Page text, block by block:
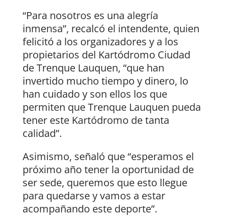
“Para nosotros es una alegría
inmensa”, recalcó el intendente, quien
felicitó a los organizadores y a los
propietarios del Kartódromo Ciudad
de Trenque Lauquen, “que han
invertido mucho tiempo y dinero, lo
han cuidado y son ellos los que
permiten que Trenque Lauquen pueda
tener este Kartódromo de tanta
calidad”.
Asimismo, señaló que “esperamos el
próximo año tener la oportunidad de
ser sede, queremos que esto llegue
para quedarse y vamos a estar
acompañando este deporte”.